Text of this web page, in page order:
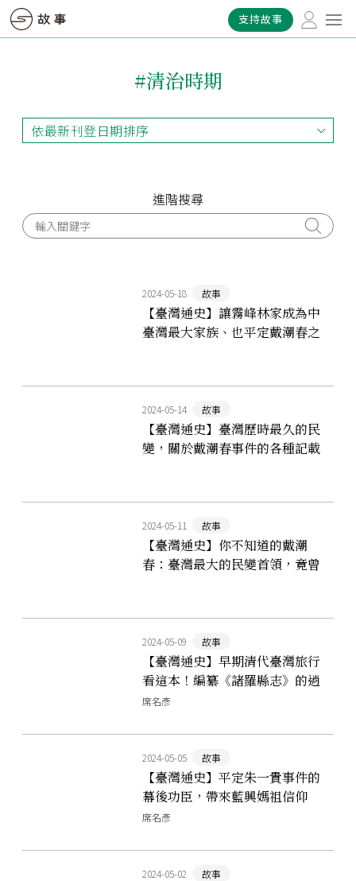
支持故事
#清治時期
依最新刊登日期排序
依最新刊登日期排序
進階搜尋
2024-05-18 故事
【臺灣通史】讓霧峰林家成為中
臺灣最大家族、也平定戴潮春之
2024-05-14 故事
【臺灣通史】臺灣歷時最久的民
變，關於戴潮春事件的各種記載
2024-05-11 故事
【臺灣通史】你不知道的戴潮
春：臺灣最大的民變首領，竟曾
2024-05-09 故事
【臺灣通史】早期清代臺灣旅行
看這本！編纂《諸羅縣志》的逍
遙奇男子──陳夢林
席名彥
2024-05-05 故事
【臺灣通史】平定朱一貴事件的
幕後功臣，帶來藍興媽祖信仰
──藍廷珍
席名彥
2024-05-02 故事